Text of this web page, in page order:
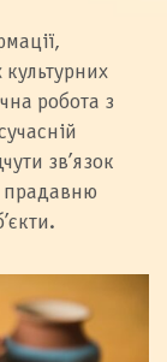
робота з
зв’язок
прадавню